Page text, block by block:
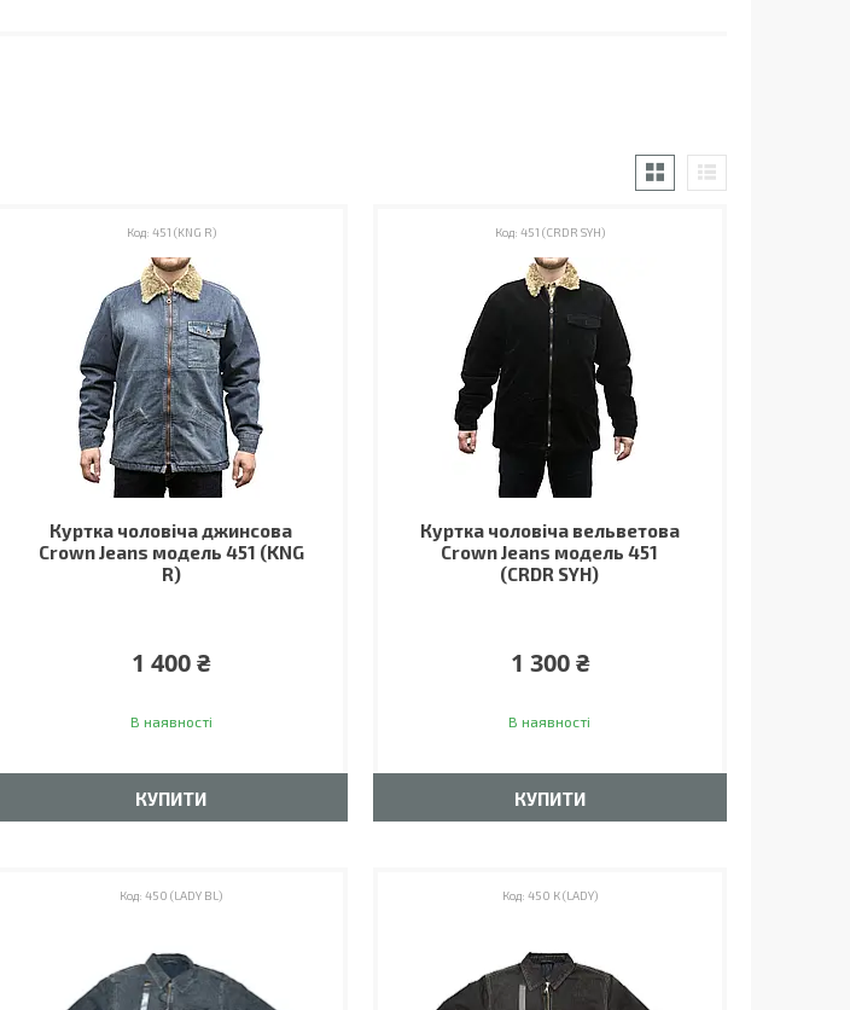
451 (KNG R)
Куртка чоловіча джинсова
Crown Jeans модель 451 (KNG
R)
1 400 ₴
В наявності
КУПИТИ
451 (CRDR SYH)
Куртка чоловіча вельветова
Crown Jeans модель 451
(CRDR SYH)
1 300 ₴
В наявності
КУПИТИ
450 (LADY BL) 450 К (LADY)